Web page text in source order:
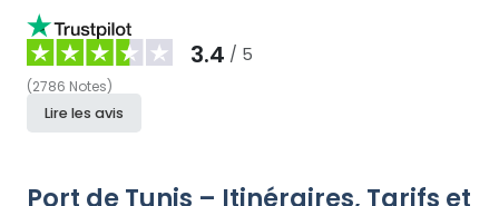
3.4 / 5
(2786 Notes)
Lire les avis
Port de Tunis – Itinéraires, Tarifs et